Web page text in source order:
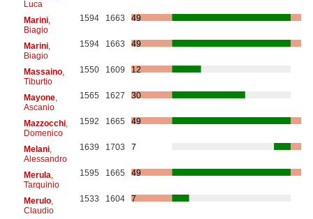
Luca
Marini,
Biagio
1594 1663 49
Marini,
Biagio
1594 1663 49
Massaino,
Tiburtio
1550 1609 12
Mayone,
Ascanio
1565 1627 30
Mazzocchi,
Domenico
1592 1665 49
Melani,
Alessandro
1639 1703 7
Merula
Tarquinio
1595 1665 49
Merulo,
Claudio
1533 1604 7